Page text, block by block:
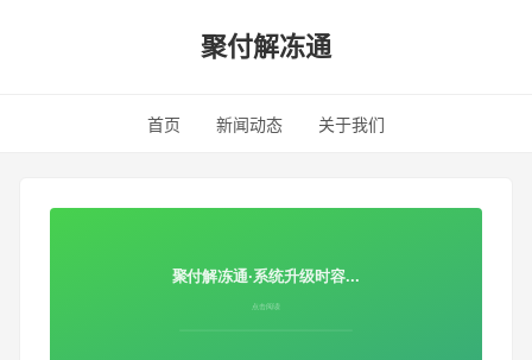
聚付解冻通
首页 新闻动态 关于我们